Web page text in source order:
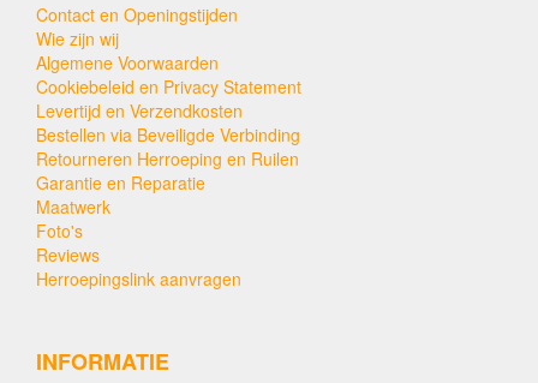
Contact en Openingstijden
Wie zijn wij
Algemene Voorwaarden
Cookiebeleid en Privacy Statement
Levertijd en Verzendkosten
Bestellen via Beveiligde Verbinding
Retourneren Herroeping en Ruilen
Garantie en Reparatie
Maatwerk
Foto's
Reviews
Herroepingslink aanvragen
INFORMATIE